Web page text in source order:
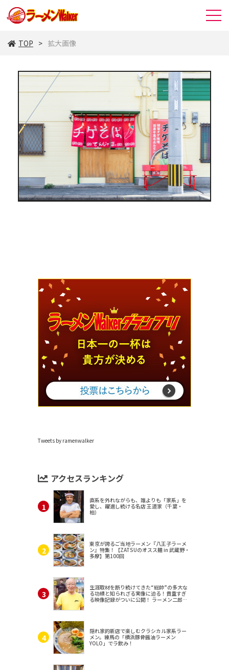
TOP 拡大画像
Tweets by ramenwalker
アクセスランキング
直系を外れながらも、誰よりも「家系」を
愛し、躍進し続ける名店 王道家（千葉・
柏）
東京が誇るご当地ラーメン『八王子ラーメ
ン』特集！【ZATSUのオスス麺 in 武蔵野・
多摩】第100回
生涯取材を断り続けてきた“総帥”の多大な
る功績と知られざる実像に迫る！貴重すぎ
る映像記録がついに公開！ ラーメン二郎
隠れ家的新店で楽しむクラシカル家系ラー
メン。練馬の「横浜豚骨醤油ラーメン
YOLO」でラ飲み！